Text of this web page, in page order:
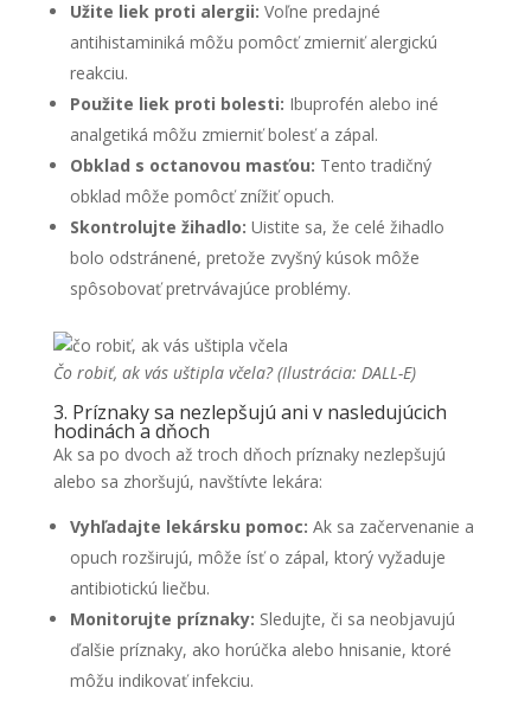
Užite liek proti alergii: Voľne predajné
antihistaminiká môžu pomôcť zmierniť alergickú
reakciu.
Použite liek proti bolesti: Ibuprofén alebo iné
analgetiká môžu zmierniť bolesť a zápal.
Obklad s octanovou masťou: Tento tradičný
obklad môže pomôcť znížiť opuch.
Skontrolujte žihadlo: Uistite sa, že celé žihadlo
bolo odstránené, pretože zvyšný kúsok môže
spôsobovať pretrvávajúce problémy.
Čo robiť, ak vás uštipla včela? (Ilustrácia: DALL-E)
3. Príznaky sa nezlepšujú ani v nasledujúcich
hodinách a dňoch
Ak sa po dvoch až troch dňoch príznaky nezlepšujú
alebo sa zhoršujú, navštívte lekára:
Vyhľadajte lekársku pomoc: Ak sa začervenanie a
opuch rozširujú, môže ísť o zápal, ktorý vyžaduje
antibiotickú liečbu.
Monitorujte príznaky: Sledujte, či sa neobjavujú
ďalšie príznaky, ako horúčka alebo hnisanie, ktoré
môžu indikovať infekciu.